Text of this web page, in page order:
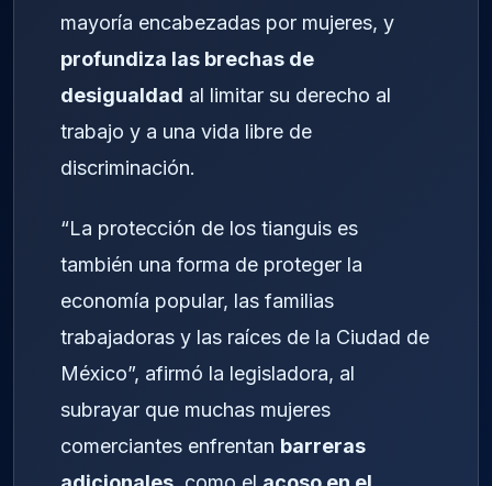
mayoría encabezadas por mujeres, y
profundiza las brechas de
desigualdad al limitar su derecho al
trabajo y a una vida libre de
discriminación.
“La protección de los tianguis es
también una forma de proteger la
economía popular, las familias
trabajadoras y las raíces de la Ciudad de
México”, afirmó la legisladora, al
subrayar que muchas mujeres
comerciantes enfrentan barreras